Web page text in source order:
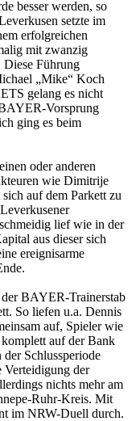
besser werden, so
setzte im
erfolgreichen
mit zwanzig
Führung
„Mike“ Koch
gelang es nicht
Vorsprung
ging es beim
oder anderen
wie Dimitrije
auf dem Parkett zu
lief wie in der
aus dieser sich
ereignisarme
BAYER-Trainerstab
So liefen u.a. Dennis
auf, Spieler wie
auf der Bank
Schlussperiode
Verteidigung der
nichts mehr am
Ruhr-Kreis. Mit
im NRW-Duell durch.